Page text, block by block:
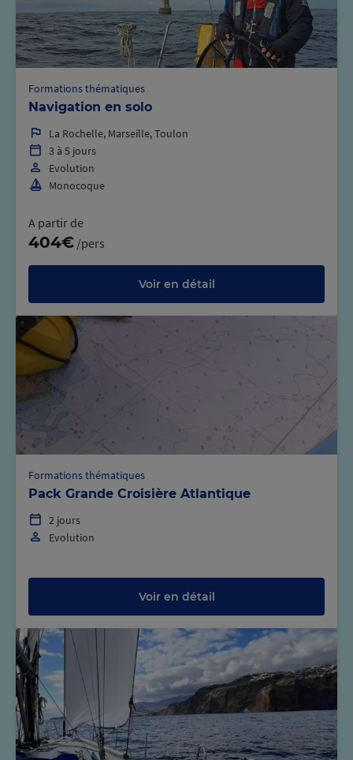
Formations thématiques
Navigation en solo
La Rochelle, Marseille, Toulon
3 à 5 jours
Evolution
Monocoque
A partir de
404€ /pers
Voir en détail
Formations thématiques
Pack Grande Croisière Atlantique
2 jours
Evolution
Voir en détail